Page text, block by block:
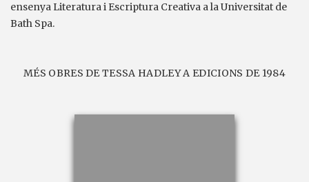
ensenya Literatura i Escriptura Creativa a la Universitat de
Bath Spa.
MÉS OBRES DE TESSA HADLEY A EDICIONS DE 1984